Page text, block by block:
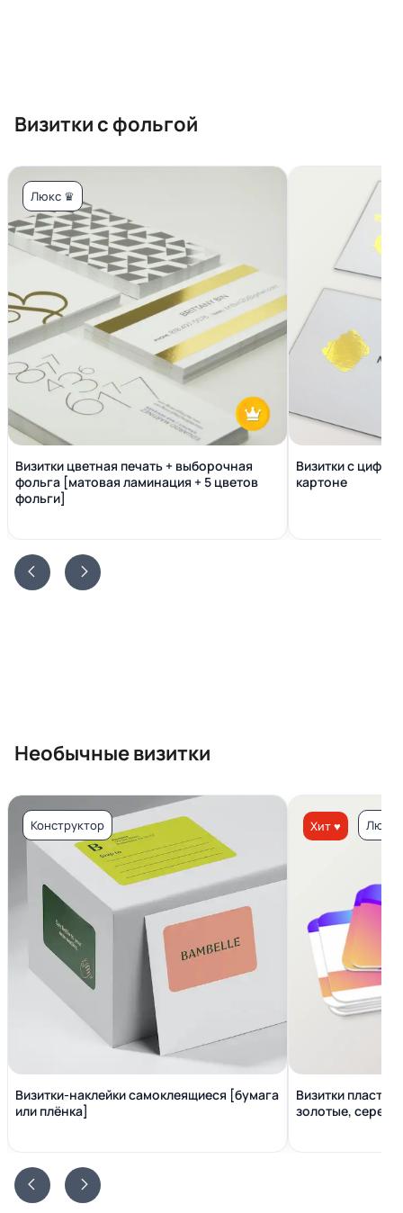
Визитки с фольгой
Люкс ♛
Визитки цветная печать + выборочная
фольга [матовая ламинация + 5 цветов
фольги]
Визитки с
картоне
Необычные визитки
Конструктор
Визитки-наклейки самоклеящиеся [бумага
или плёнка]
Хит ♥ Люкс
Визитки
золотые,